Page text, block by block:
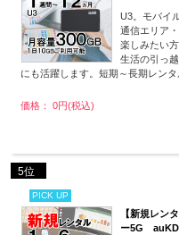
U3。モバイ
通信エリア
楽しみたい
生活の引っ
にも活躍します。短期～長期レン
価格： 0円(税込)
5位
PICK UP
【新規レン
ー5G